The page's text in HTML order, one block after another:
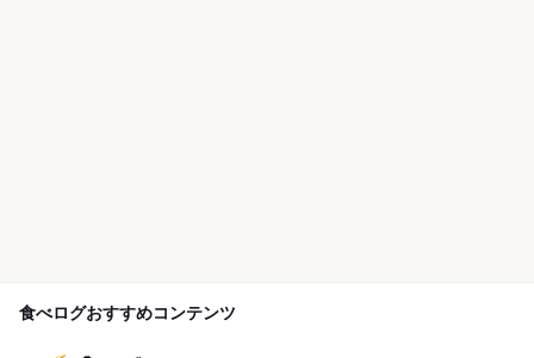
食べログおすすめコンテンツ